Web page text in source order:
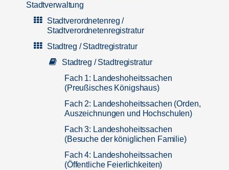
Stadtverwaltung
Stadtverordnetenreg /
Stadtverordnetenregistratur
Stadtreg / Stadtregistratur
Stadtreg / Stadtregistratur
Fach 1: Landeshoheitssachen
(Preußisches Königshaus)
Fach 2: Landeshoheitssachen (Orden,
Auszeichnungen und Hochschulen)
Fach 3: Landeshoheitssachen
(Besuche der königlichen Familie)
Fach 4: Landeshoheitssachen
(Öffentliche Feierlichkeiten)